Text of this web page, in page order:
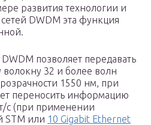
развития технологии и
DWDM эта функция
позволяет передавать
волокну 32 и более волн
1550 нм, при
переносить информацию
с (при применении
STM или 10 Gigabit Ethernet